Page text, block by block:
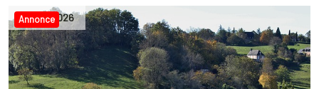
Annonce
6,maj,2026